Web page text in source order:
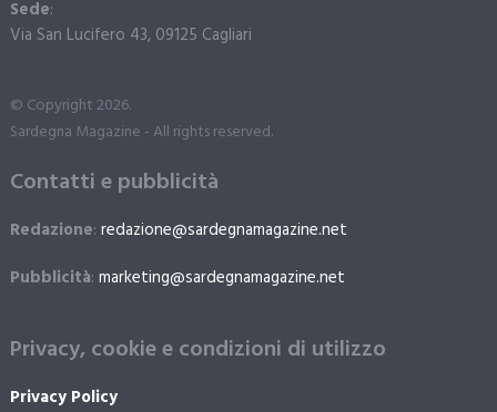
Sede:
Via San Lucifero 43, 09125 Cagliari
© Copyright 2026.
Sardegna Magazine - All rights reserved.
Contatti e pubblicità
Redazione: redazione@sardegnamagazine.net
Pubblicità: marketing@sardegnamagazine.net
Privacy, cookie e condizioni di utilizzo
Privacy Policy